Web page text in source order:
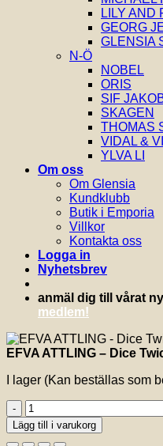
LILY AND
GEORG
GLENSIA
N-Ö
NOBEL
ORIS
SIF
SKAGEN
THOMAS
VIDAL &
YLVA LI
Om oss
Om Glensia
Kundklubb
Butik i Emporia
Villkor
Kontakta oss
Logga in
Nyhetsbrev
anmäl dig till vårat
medlem!
EFVA ATTLING – Dice
I lager (Kan beställas som
EFVA
ATTLING
-
Lägg till i varukorg